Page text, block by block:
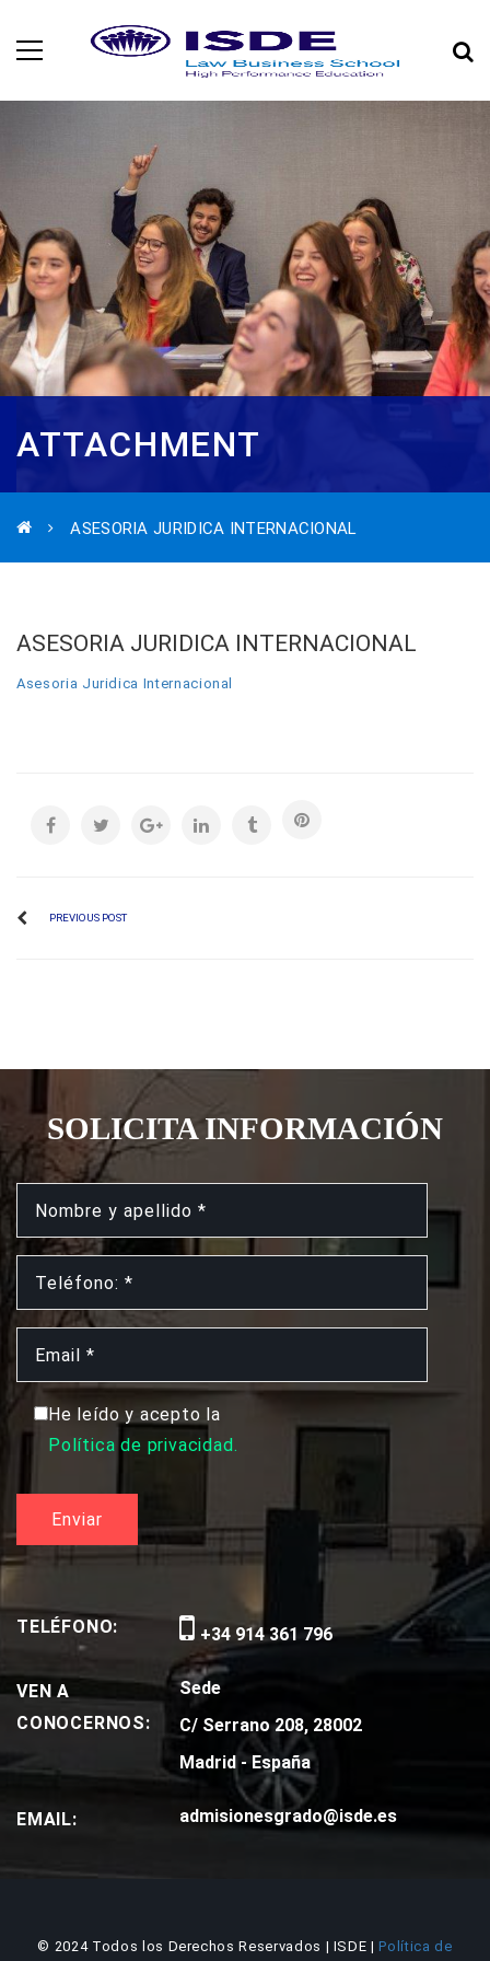
ATTACHMENT
ASESORIA JURIDICA INTERNACIONAL
ASESORIA JURIDICA INTERNACIONAL
Asesoria Juridica Internacional
PREVIOUS POST
SOLICITA INFORMACIÓN
He leído y acepto la
Política de privacidad.
TELÉFONO: +34 914 361 796
VEN A
CONOCERNOS:
Sede
C/ Serrano 208, 28002
Madrid - España
EMAIL: admisionesgrado@isde.es
© 2024 Todos los Derechos Reservados | ISDE |Política de